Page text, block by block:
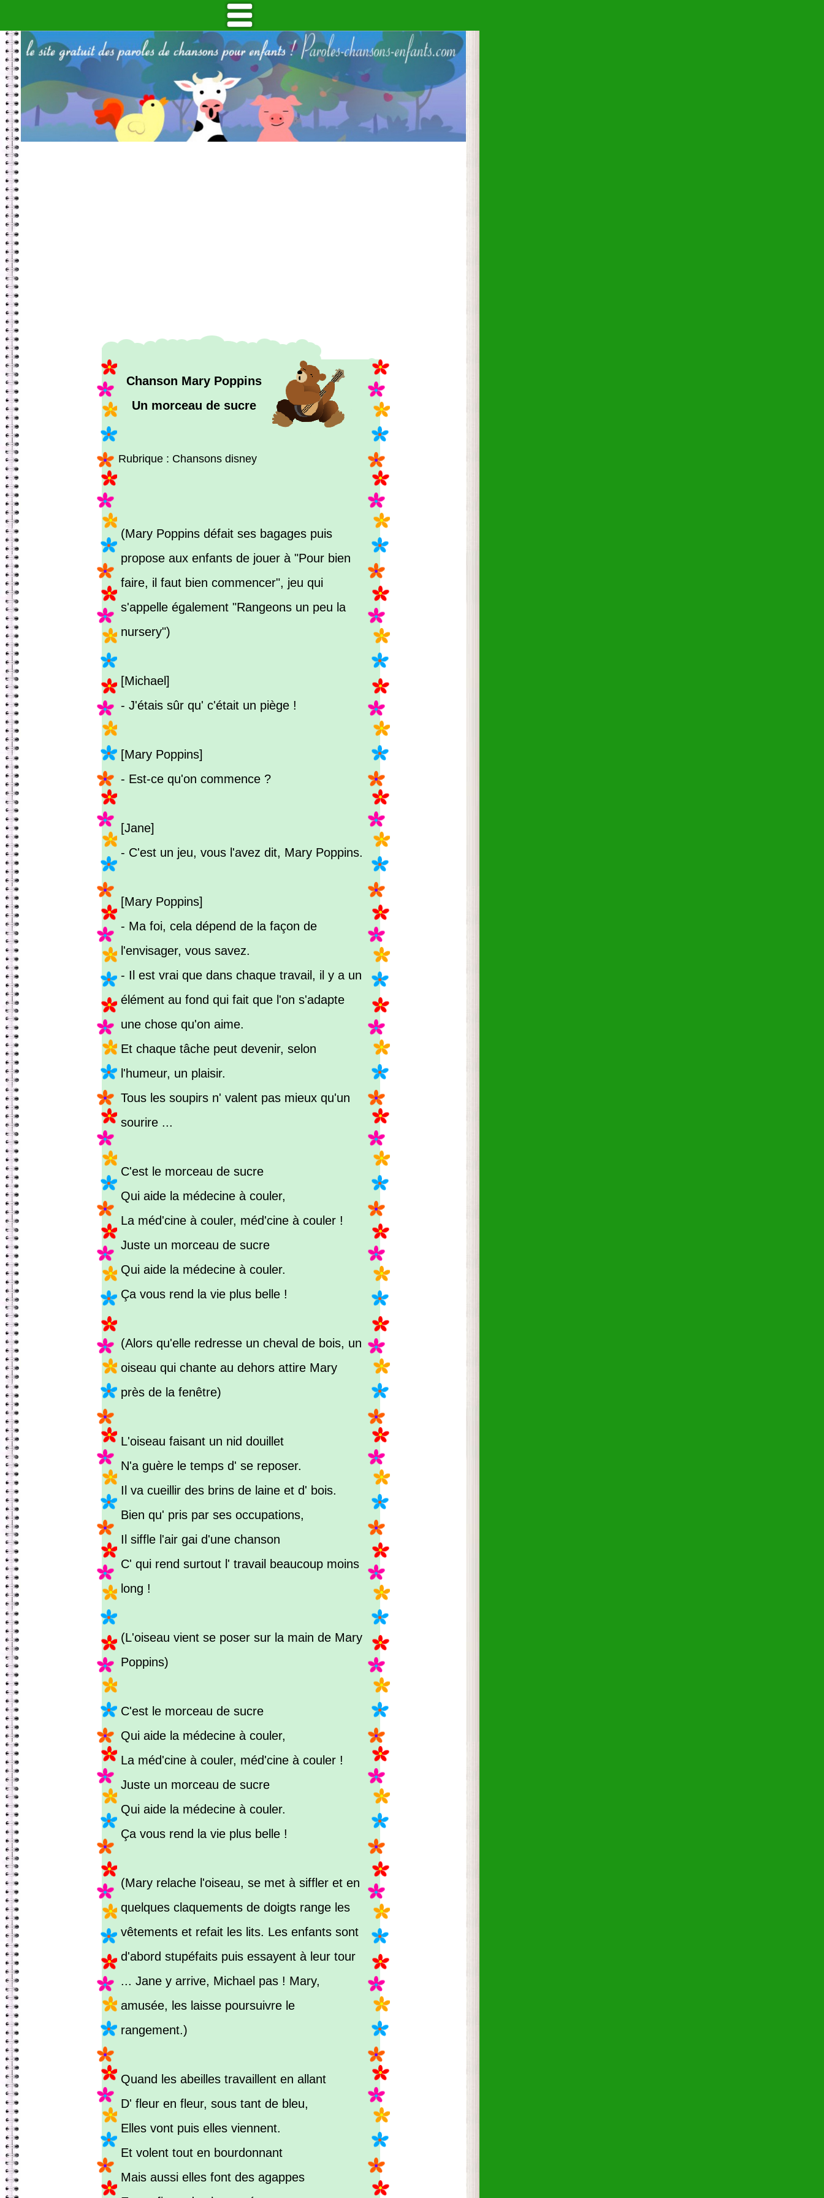
Chanson Mary Poppins
Un morceau de sucre
Rubrique : Chansons disney
(Mary Poppins défait ses bagages puis
propose aux enfants de jouer à "Pour bien
faire, il faut bien commencer", jeu qui
s'appelle également "Rangeons un peu la
nursery")
[Michael]
- J'étais sûr qu' c'était un piège !
[Mary Poppins]
- Est-ce qu'on commence ?
[Jane]
- C'est un jeu, vous l'avez dit, Mary Poppins.
[Mary Poppins]
- Ma foi, cela dépend de la façon de
l'envisager, vous savez.
- Il est vrai que dans chaque travail, il y a un
élément au fond qui fait que l'on s'adapte
une chose qu'on aime.
Et chaque tâche peut devenir, selon
l'humeur, un plaisir.
Tous les soupirs n' valent pas mieux qu'un
sourire ...
C'est le morceau de sucre
Qui aide la médecine à couler,
La méd'cine à couler, méd'cine à couler !
Juste un morceau de sucre
Qui aide la médecine à couler.
Ça vous rend la vie plus belle !
(Alors qu'elle redresse un cheval de bois, un
oiseau qui chante au dehors attire Mary
près de la fenêtre)
L'oiseau faisant un nid douillet
N'a guère le temps d' se reposer.
Il va cueillir des brins de laine et d' bois.
Bien qu' pris par ses occupations,
Il siffle l'air gai d'une chanson
C' qui rend surtout l' travail beaucoup moins
long !
(L'oiseau vient se poser sur la main de Mary
Poppins)
C'est le morceau de sucre
Qui aide la médecine à couler,
La méd'cine à couler, méd'cine à couler !
Juste un morceau de sucre
Qui aide la médecine à couler.
Ça vous rend la vie plus belle !
(Mary relache l'oiseau, se met à siffler et en
quelques claquements de doigts range les
vêtements et refait les lits. Les enfants sont
d'abord stupéfaits puis essayent à leur tour
... Jane y arrive, Michael pas ! Mary,
amusée, les laisse poursuivre le
rangement.)
Quand les abeilles travaillent en allant
D' fleur en fleur, sous tant de bleu,
Elles vont puis elles viennent.
Et volent tout en bourdonnant
Mais aussi elles font des agappes